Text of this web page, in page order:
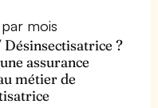
mois
?
assurance
métier de